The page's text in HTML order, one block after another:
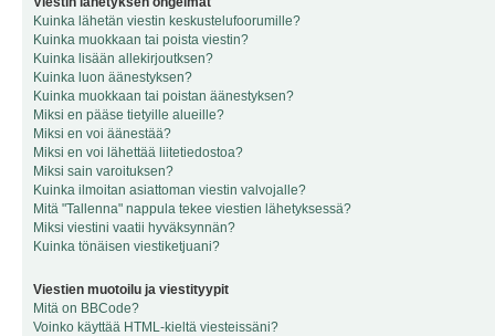
Kuinka lähetän viestin keskustelufoorumille?
Kuinka muokkaan tai poista viestin?
Kuinka lisään allekirjoutksen?
Kuinka luon äänestyksen?
Kuinka muokkaan tai poistan äänestyksen?
Miksi en pääse tietyille alueille?
Miksi en voi äänestää?
Miksi en voi lähettää liitetiedostoa?
Miksi sain varoituksen?
Kuinka ilmoitan asiattoman viestin valvojalle?
Mitä "Tallenna" nappula tekee viestien lähetyksessä?
Miksi viestini vaatii hyväksynnän?
Kuinka tönäisen viestiketjuani?
Viestien muotoilu ja viestityypit
Mitä on BBCode?
Voinko käyttää HTML-kieltä viesteissäni?